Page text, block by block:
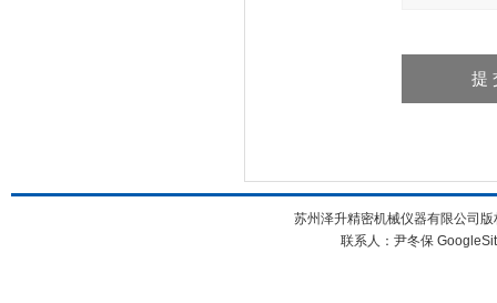
苏州泽升精密机械仪器有限公司
联系人：尹冬保